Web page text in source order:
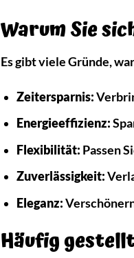
Warum Sie
Es gibt viele Gründe,
Zeitersparnis:
Energieeffizienz:
Flexibilität: Passen
Zuverlässigkeit:
Eleganz:
Häufig